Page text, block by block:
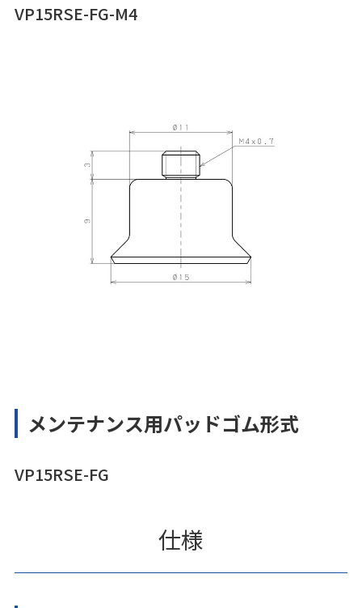
VP15RSE-FG-M4
メンテナンス用パッドゴム形式
VP15RSE-FG
仕様